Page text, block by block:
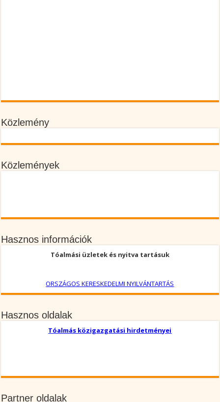
Közlemény
Közlemények
Hasznos információk
Tóalmási üzletek és nyitva tartásuk
ORSZÁGOS KERESKEDELMI NYILVÁNTARTÁS
Hasznos oldalak
Tóalmás közigazgatási hirdetményei
Partner oldalak